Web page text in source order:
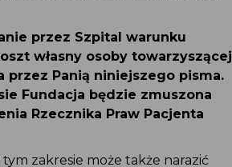
przez Szpital warunku
własny osoby towarzyszącej
Panią niniejszego pisma.
Fundacja będzie zmuszona
Rzecznika Praw Pacjenta
zakresie może także narazić